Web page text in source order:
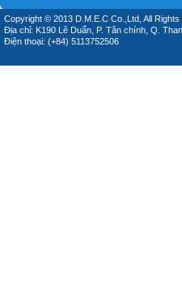
Copyright © 2013 D.M.E.C Co.,Ltd, All Rights
Địa chỉ: K190 Lê Duẩn, P. Tân chính, Q.
Điện thoại: (+84) 5113752506